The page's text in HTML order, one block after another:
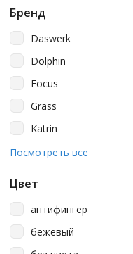
Бренд
Daswerk
Dolphin
Focus
Grass
Katrin
Keman
Laima
Посмотреть все
Цвет
антифингер
бежевый